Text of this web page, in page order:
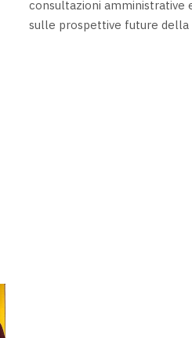
consultazioni amministrative
sulle prospettive future della